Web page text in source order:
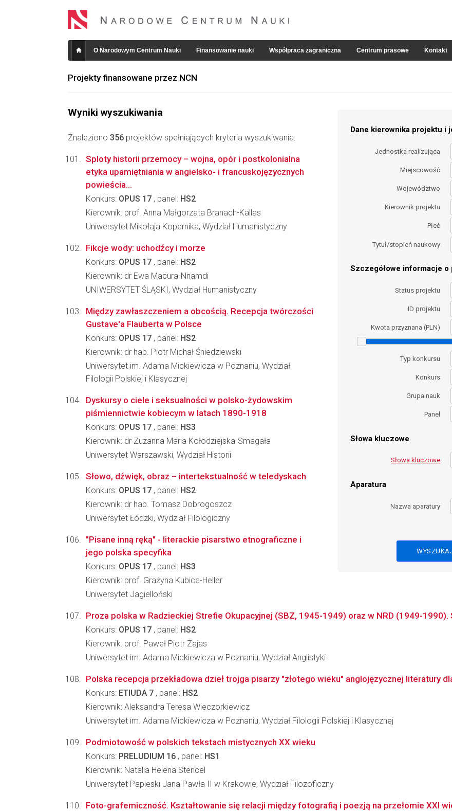
O Narodowym Centrum Nauki Finansowanie nauki Współpraca zagraniczna Centrum prasowe Kontakt
Projekty finansowane przez NCN
Wyniki wyszukiwania
Znaleziono 356 projektów spełniających kryteria wyszukiwania:
Dane kierownika projektu i
Jednostka realizująca
Miejscowość
Województwo
Kierownik projektu
Płeć
Tytuł/stopień naukowy
Szczegółowe informacje
Status projektu
ID projektu
Kwota przyznana (PLN)
Typ konkursu
Konkurs
Grupa nauk
Panel
Słowa kluczowe
Słowa kluczowe
Aparatura
Nazwa aparatury
Sploty historii przemocy – wojna, opór i postkolonialna
etyka upamiętniania w angielsko- i francuskojęzycznych
powieścia...
Konkurs: OPUS 17 , panel: HS2
Kierownik: prof. Anna Małgorzata Branach-Kallas
Uniwersytet Mikołaja Kopernika, Wydział Humanistyczny
Fikcje wody: uchodźcy i morze
Konkurs: OPUS 17 , panel: HS2
Kierownik: dr Ewa Macura-Nnamdi
UNIWERSYTET ŚLĄSKI, Wydział Humanistyczny
Między zawłaszczeniem a obcością. Recepcja twórczości
Gustave'a Flauberta w Polsce
Konkurs: OPUS 17 , panel: HS2
Kierownik: dr hab. Piotr Michał Śniedziewski
Uniwersytet im. Adama Mickiewicza w Poznaniu, Wydział
Filologii Polskiej i Klasycznej
Dyskursy o ciele i seksualności w polsko-żydowskim
piśmiennictwie kobiecym w latach 1890-1918
Konkurs: OPUS 17 , panel: HS3
Kierownik: dr Zuzanna Maria Kołodziejska-Smagała
Uniwersytet Warszawski, Wydział Historii
Słowo, dźwięk, obraz – intertekstualność w teledyskach
Konkurs: OPUS 17 , panel: HS2
Kierownik: dr hab. Tomasz Dobrogoszcz
Uniwersytet Łódzki, Wydział Filologiczny
"Pisane inną ręką" - literackie pisarstwo etnograficzne i
jego polska specyfika
Konkurs: OPUS 17 , panel: HS3
Kierownik: prof. Grażyna Kubica-Heller
Uniwersytet Jagielloński
Proza polska w Radzieckiej Strefie Okupacyjnej (SBZ, 1945-1949) oraz w NRD (1949-
Konkurs: OPUS 17 , panel: HS2
Kierownik: prof. Paweł Piotr Zajas
Uniwersytet im. Adama Mickiewicza w Poznaniu, Wydział Anglistyki
Polska recepcja przekładowa dzieł trojga pisarzy "złotego wieku" anglojęzycznej literatury
Konkurs: ETIUDA 7 , panel: HS2
Kierownik: Aleksandra Teresa Wieczorkiewicz
Uniwersytet im. Adama Mickiewicza w Poznaniu, Wydział Filologii Polskiej i Klasycznej
Podmiotowość w polskich tekstach mistycznych XX wieku
Konkurs: PRELUDIUM 16 , panel: HS1
Kierownik: Natalia Helena Stencel
Uniwersytet Papieski Jana Pawła II w Krakowie, Wydział Filozoficzny
Foto-grafemiczność. Kształtowanie się relacji między fotografią i poezją na przełomie XXI